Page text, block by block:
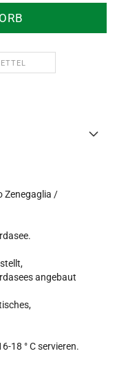
Zenegaglia /
angebaut
18 ° C servieren.